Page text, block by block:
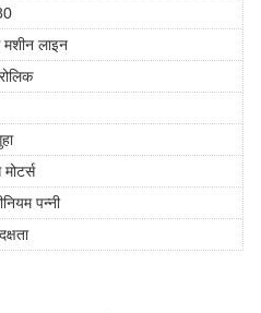
मशीन लाइन
पन्नी